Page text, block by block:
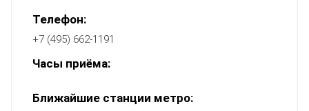
Телефон:
+7 (495) 662-1191
Часы приёма:
Ближайшие станции метро: